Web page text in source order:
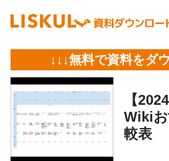
↓↓↓無料で資料をダ
【
Wikiお
較表